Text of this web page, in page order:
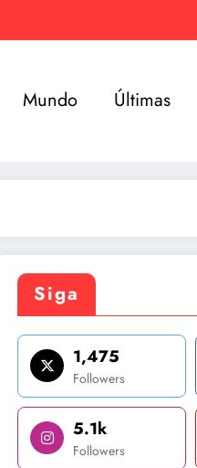
Mundo Últimas
Siga
1,475
Followers
5.1k
Followers